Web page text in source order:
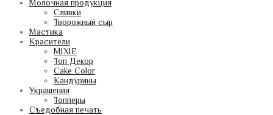
Молочная продукция
Сливки
Творожный сыр
Мастика
Красители
MIXIE
Топ Декор
Cake Color
Кандурины
Украшения
Топперы
Съедобная печать